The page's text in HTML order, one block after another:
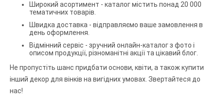
Широкий асортимент - каталог містить понад 20 000
тематичних товарів.
Швидка доставка - відправляємо ваше замовлення в
день оформлення.
Відмінний сервіс - зручний онлайн-каталог з фото і
описом продукції, різноманітні акції та цікавий блог.
Не пропустіть шанс придбати основи, квіти, а також купити
інший декор для вінків на вигідних умовах. Звертайтеся до
нас!